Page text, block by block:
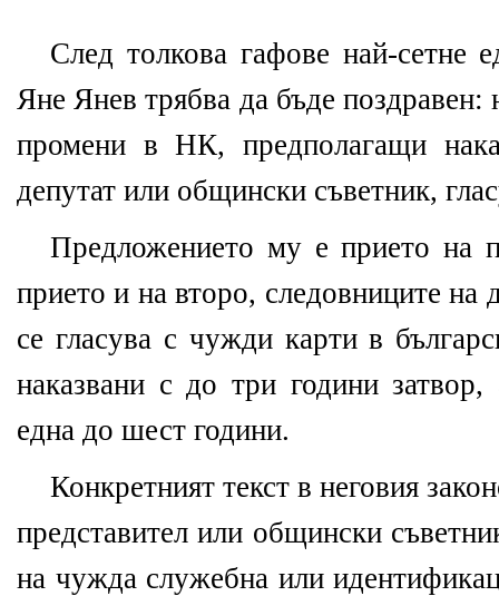
След толкова гафове най-сетне
Яне Янев трябва да бъде поздравен:
промени в НК, предполагащи
депутат или общински съветник,
Предложението му е прието на
прието и на второ, следовниците на
се гласува с чужди карти в
наказвани с до три години
една до шест години.
Конкретният текст в неговия
представител или общински
на чужда служебна или